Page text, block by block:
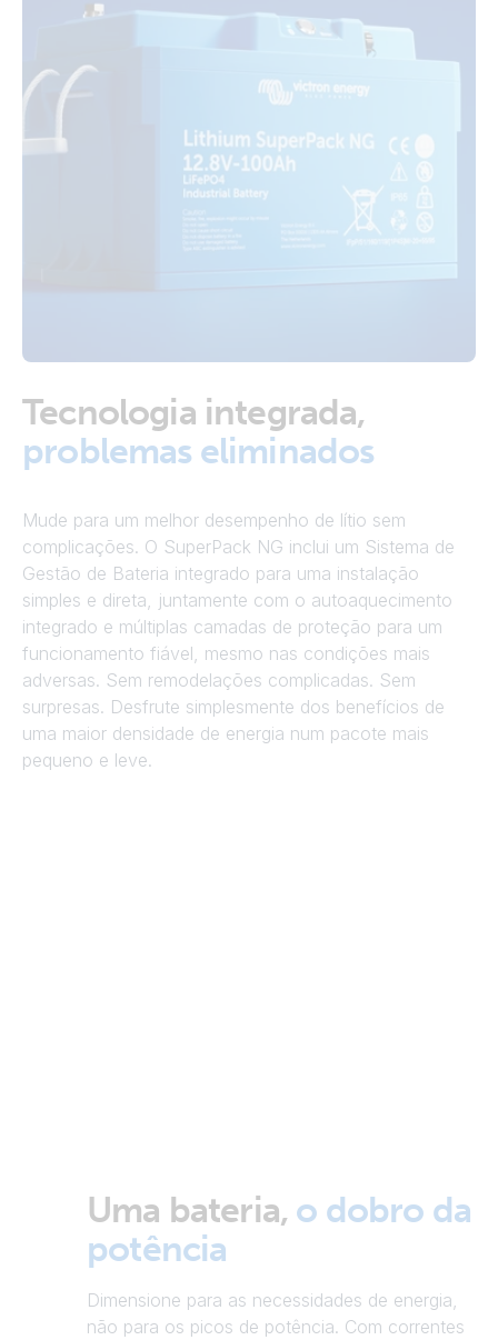
Tecnologia integrada,
problemas eliminados
Mude para um melhor desempenho de lítio sem
complicações. O SuperPack NG inclui um Sistema de
Gestão de Bateria integrado para uma instalação
simples e direta, juntamente com o autoaquecimento
integrado e múltiplas camadas de proteção para um
funcionamento fiável, mesmo nas condições mais
adversas. Sem remodelações complicadas. Sem
surpresas. Desfrute simplesmente dos benefícios de
uma maior densidade de energia num pacote mais
pequeno e leve.
Uma bateria, o dobro da
potência
Dimensione para as necessidades de energia,
não para os picos de potência. Com correntes